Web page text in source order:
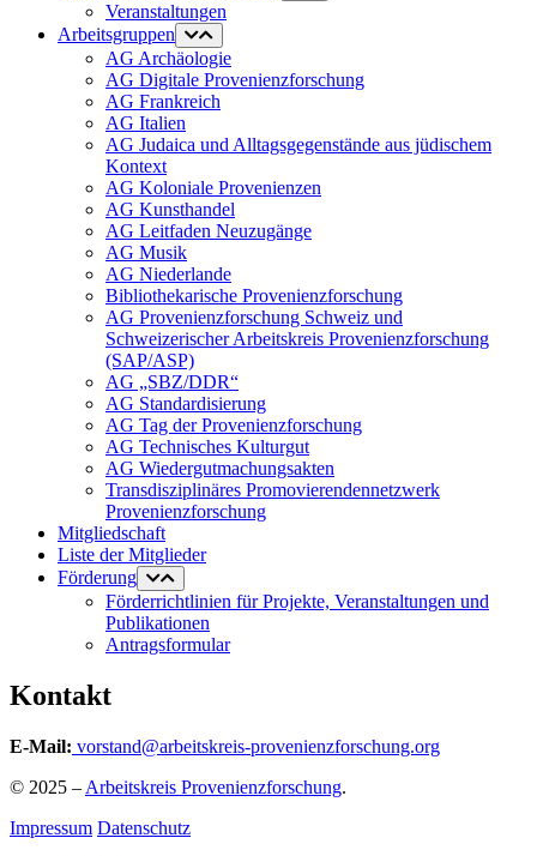
Veranstaltungen
Arbeitsgruppen
AG Archäologie
AG Digitale Provenienzforschung
AG Frankreich
AG Italien
AG Judaica und Alltagsgegenstände aus jüdischem
Kontext
AG Koloniale Provenienzen
AG Kunsthandel
AG Leitfaden Neuzugänge
AG Musik
AG Niederlande
Bibliothekarische Provenienzforschung
AG Provenienzforschung Schweiz und
Schweizerischer Arbeitskreis Provenienzforschung
(SAP/ASP)
AG „SBZ/DDR“
AG Standardisierung
AG Tag der Provenienzforschung
AG Technisches Kulturgut
AG Wiedergutmachungsakten
Transdisziplinäres Promovierendennetzwerk
Provenienzforschung
Mitgliedschaft
Liste der Mitglieder
Förderung
Förderrichtlinien für Projekte, Veranstaltungen und
Publikationen
Antragsformular
Kontakt
E-Mail: vorstand@arbeitskreis-provenienzforschung.org
© 2025 – Arbeitskreis Provenienzforschung.
Impressum Datenschutz